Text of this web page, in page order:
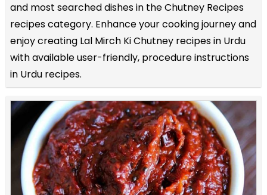
and most searched dishes in the Chutney Recipes
recipes category. Enhance your cooking journey and
enjoy creating Lal Mirch Ki Chutney recipes in Urdu
with available user-friendly, procedure instructions
in Urdu recipes.